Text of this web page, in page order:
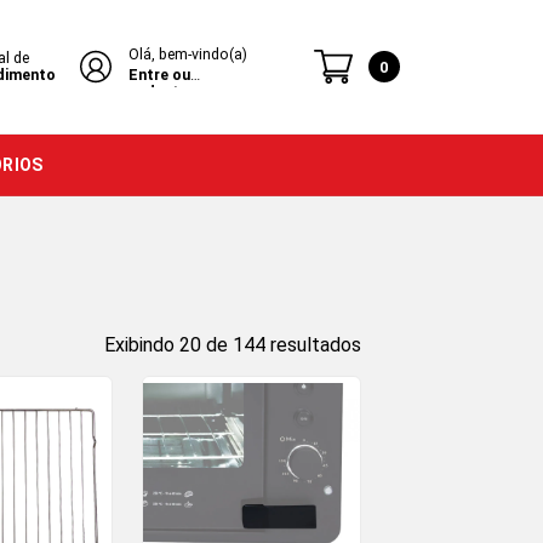
de
Olá, bem-vindo(a)
Entre ou
cadastre-se
0
Exibindo 20 de 144 resultados